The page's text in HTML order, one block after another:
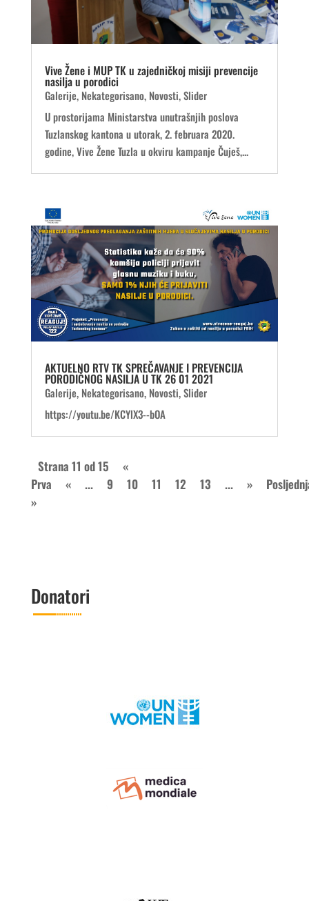
Vive Žene i MUP TK u zajedničkoj misiji prevencije
nasilja u porodici
Galerije, Nekategorisano, Novosti,Slider
U prostorijama Ministarstva unutrašnjih poslova
Tuzlanskog kantona u utorak, 2. februara 2020.
godine, Vive Žene Tuzla u okviru kampanje Čuješ,...
AKTUELNO RTV TK SPREČAVANJE I PREVENCIJA
PORODIČNOG NASILJA U TK 26 01 2021
Galerije, Nekategorisano, Novosti,Slider
https://youtu.be/KCYlX3--bOA
Strana 11 od 15
«
Prva
« ... 9 10 11 12 13 ... »
»
Donatori